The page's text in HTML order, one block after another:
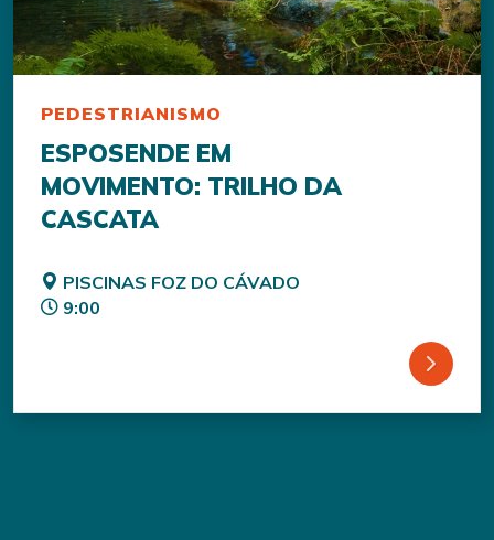
PEDESTRIANISMO
ESPOSENDE EM
MOVIMENTO: TRILHO DA
CASCATA
PISCINAS FOZ DO CÁVADO
9:00